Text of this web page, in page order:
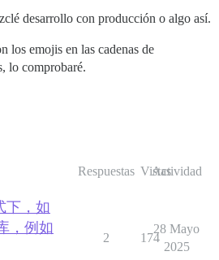
desarrollo con producción o algo así.
los emojis en las cadenas de
lo comprobaré.
Respuestas Vistas
Actividad
下，如
，例如
2 174
28 Mayo
2025